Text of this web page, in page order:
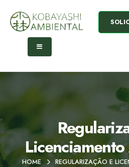
HOME REGULARIZAÇÃO E